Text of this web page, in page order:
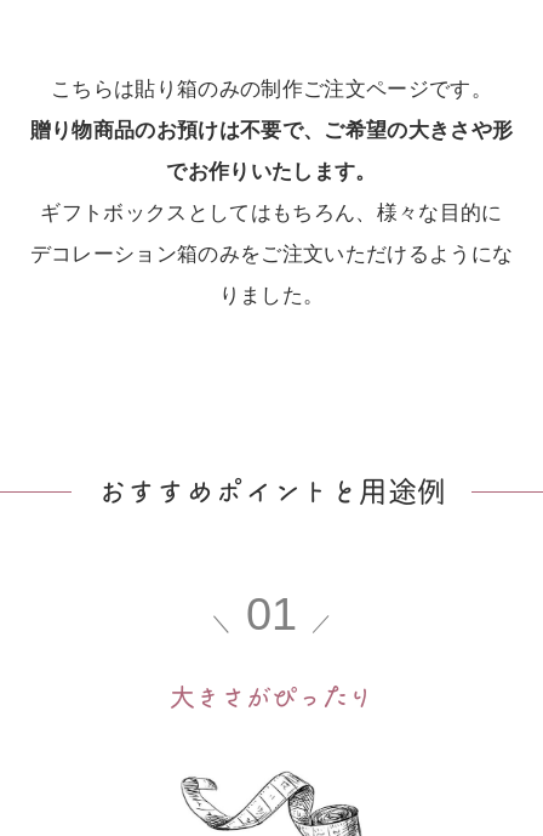
こちらは貼り箱のみの制作ご注文ページです。
贈り物商品のお預けは不要で、ご希望の大きさや形
でお作りいたします。
ギフトボックスとしてはもちろん、様々な目的に
デコレーション箱のみをご注文いただけるようにな
りました。
おすすめポイントと用途例
＼ 01 ／
大きさがぴっ た り